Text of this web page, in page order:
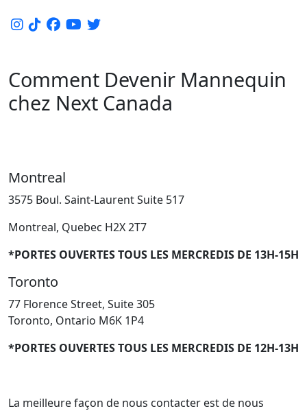
Comment Devenir Mannequin
chez Next Canada
Montreal
3575 Boul. Saint-Laurent Suite 517
Montreal, Quebec H2X 2T7
*PORTES OUVERTES TOUS LES MERCREDIS DE 13H-15H
Toronto
77 Florence Street, Suite 305
Toronto, Ontario M6K 1P4
*PORTES OUVERTES TOUS LES MERCREDIS DE 12H-13H
La meilleure façon de nous contacter est de nous